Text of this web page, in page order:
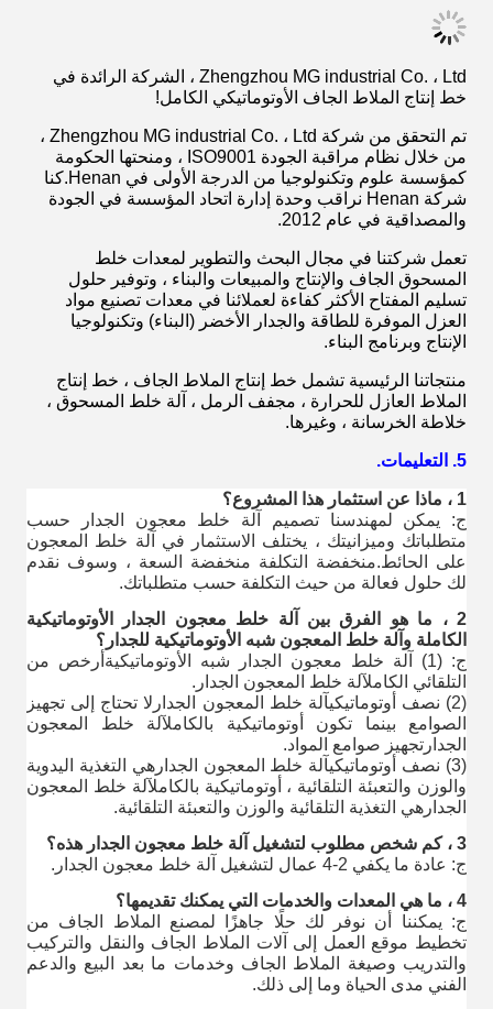
Zhengzhou MG industrial Co. ، Ltd ، الشركة الرائدة في
خط إنتاج الملاط الجاف الأوتوماتيكي الكامل!
تم التحقق من شركة Zhengzhou MG industrial Co. ، Ltd ،
من خلال نظام مراقبة الجودة ISO9001 ، ومنحتها الحكومة
كمؤسسة علوم وتكنولوجيا من الدرجة الأولى في Henan.كنا
شركة Henan نراقب وحدة إدارة اتحاد المؤسسة في الجودة
والمصداقية في عام 2012.
تعمل شركتنا في مجال البحث والتطوير لمعدات خلط
المسحوق الجاف والإنتاج والمبيعات والبناء ، وتوفير حلول
تسليم المفتاح الأكثر كفاءة لعملائنا في معدات تصنيع مواد
العزل الموفرة للطاقة والجدار الأخضر (البناء) وتكنولوجيا
الإنتاج وبرنامج البناء.
منتجاتنا الرئيسية تشمل خط إنتاج الملاط الجاف ، خط إنتاج
الملاط العازل للحرارة ، مجفف الرمل ، آلة خلط المسحوق ،
خلاطة الخرسانة ، وغيرها.
5. التعليمات.
1 ، ماذا عن استثمار هذا المشروع؟
ج: يمكن لمهندسنا تصميم آلة خلط معجون الجدار حسب
متطلباتك وميزانيتك ، يختلف الاستثمار في آلة خلط المعجون
على الحائط.منخفضة التكلفة منخفضة السعة ، وسوف نقدم
لك حلول فعالة من حيث التكلفة حسب متطلباتك.
2 ، ما هو الفرق بين آلة خلط معجون الجدار الأوتوماتيكية
الكاملة وآلة خلط المعجون شبه الأوتوماتيكية للجدار؟
ج: (1) آلة خلط معجون الجدار شبه الأوتوماتيكية
أرخص من
التلقائي الكاملآلة خلط المعجون الجدار .
(2) نصف أوتوماتيكي
آلة خلط المعجون الجدار لا تحتاج إلى تجهيز
الصوامع بينما تكون أوتوماتيكية بالكاملآلة خلط المعجون
الجدار تجهيز صوامع المواد.
(3) نصف أوتوماتيكي
آلة خلط المعجون الجدارهي التغذية اليدوية
والوزن والتعبئة التلقائية ، أوتوماتيكية بالكاملآلة خلط المعجون
الجدار هي التغذية التلقائية والوزن والتعبئة التلقائية.
3 ، كم شخص مطلوب لتشغيل آلة خلط معجون الجدار هذه؟
ج: عادة ما يكفي 2-4 عمال لتشغيل آلة خلط معجون الجدار.
4 ، ما هي المعدات والخدمات التي يمكنك تقديمها؟
ج: يمكننا أن نوفر لك حلًا جاهزًا لمصنع الملاط الجاف من
تخطيط موقع العمل إلى آلات الملاط الجاف والنقل والتركيب
والتدريب وصيغة الملاط الجاف وخدمات ما بعد البيع والدعم
الفني مدى الحياة وما إلى ذلك.